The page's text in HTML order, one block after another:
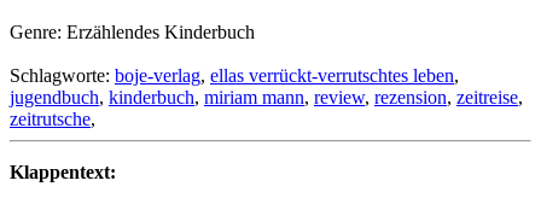
Genre: Erzählendes Kinderbuch
Schlagworte: boje-verlag, ellas verrückt-verrutschtes leben,
jugendbuch, kinderbuch, miriam mann, review, rezension, zeitreise,
zeitrutsche,
Klappentext: